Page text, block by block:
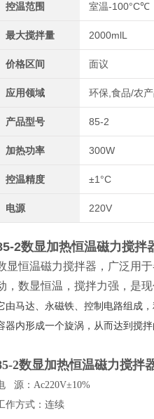
控温范围 室温-100°C℃
最大搅拌量 2000mlL
价格区间 面议
应用领域 环保,食品/农
产品型号 85-2
加热功率 300W
控温精度 ±1°C
电源 220V
2数显加热恒温磁力搅拌
显恒温磁力搅拌器，广泛用
，数显恒温，搅拌力强，是
由马达、永磁铁、控制电路组成
器内形成一个旋涡，从而达到搅
2数显加热恒温磁力搅拌
源： Ac220V±10%
作方式：连续